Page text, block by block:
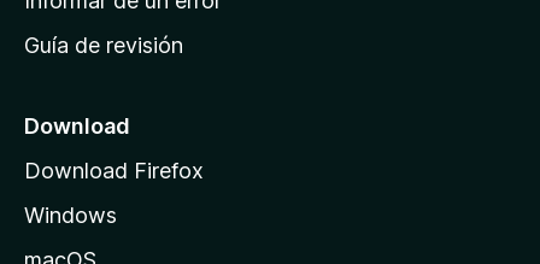
c
o
e
M
Guía de revisión
Download
Download Firefox
Windows